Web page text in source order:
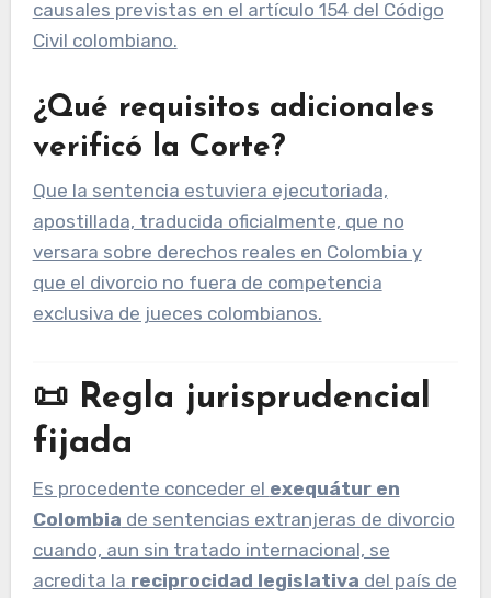
causales previstas en el artículo 154 del Código
Civil colombiano.
¿Qué requisitos adicionales
verificó la Corte?
Que la sentencia estuviera ejecutoriada,
apostillada, traducida oficialmente, que no
versara sobre derechos reales en Colombia y
que el divorcio no fuera de competencia
exclusiva de jueces colombianos.
📜 Regla jurisprudencial
fijada
Es procedente conceder el exequátur en
Colombia de sentencias extranjeras de divorcio
cuando, aun sin tratado internacional, se
acredita la reciprocidad legislativa del país de